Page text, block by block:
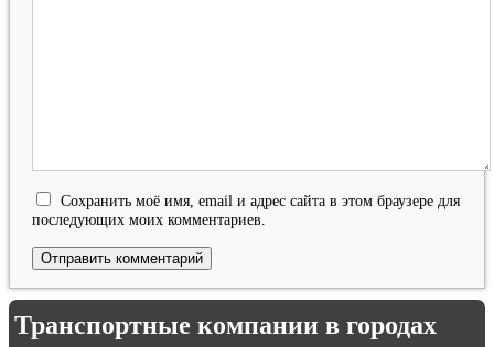
Сохранить моё имя, email и адрес сайта в этом браузере для
последующих моих комментариев.
Транспортные компании в городах